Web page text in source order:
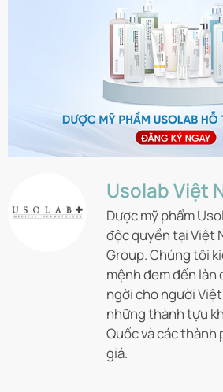
Usolab Việt
Dược mỹ phẩm
độc quyền tại Việt
Group. Chúng tôi
mệnh đem đến làn
ngời cho người
những thành tựu
Quốc và các
giá.